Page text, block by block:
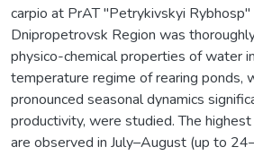
carpio at PrAT "Petrykivskyi
Dnipropetrovsk Region was
physico-chemical properties of water
temperature regime of rearing ponds,
pronounced seasonal dynamics
productivity, were studied. The
are observed in July–August (up to